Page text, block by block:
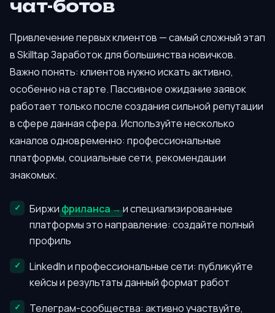
чат-ботов
Привлечение первых клиентов — самый сложный этап
в Skilltap Заработок для большинства новичков.
Важно понять: клиентов нужно искать активно,
особенно на старте. Пассивное ожидание заявок
работает только после создания сильной репутации
в сфере данная сфера. Используйте несколько
каналов одновременно: профессиональные
платформы, социальные сети, рекомендации
знакомых.
Биржифриланса
и специализированные
платформы это направление: создайте полный
профиль
LinkedIn и профессиональные сети: публикуйте
кейсы и результаты данный формат работ
Телеграм-сообщества: активно участвуйте,